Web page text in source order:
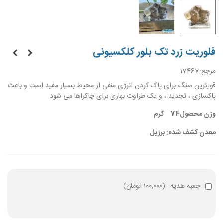
فلوریت زرد تک بلور کلکسیونی
مرجع:17467
قویترین سنگ برای پاک کردن انرژی منفی از محیط بسیار مفید است و باعث
پاکسازی ، تجدید ، و یک طراوت بهاری برای چاکراها می شود.
وزن محصول74 گرم
معدن کشف شده: برزیل
جعبه هدیه (100,000 تومان )